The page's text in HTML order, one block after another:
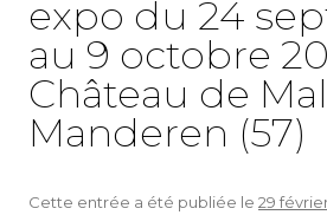
expo du 24
au 9 octobre
Château de
Manderen (57)
Cette entrée a été publiée le 29